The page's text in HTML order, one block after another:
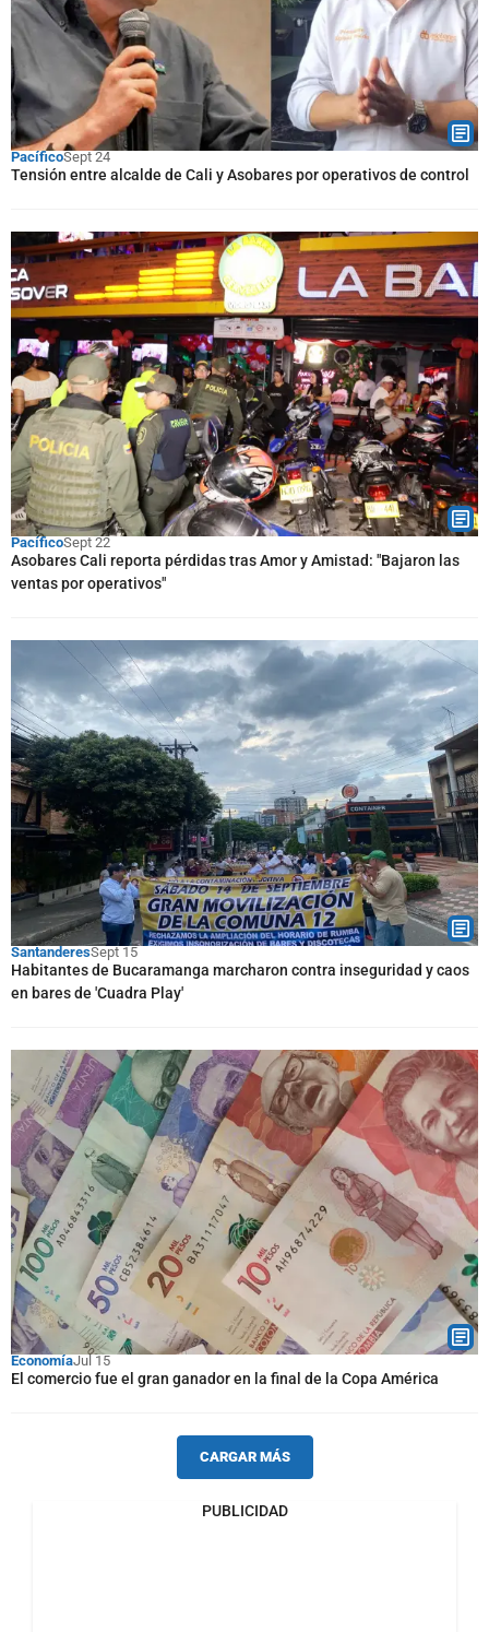
PacíficoSept 24
Tensión entre alcalde de Cali y Asobares por operativos de control
PacíficoSept 22
Asobares Cali reporta pérdidas tras Amor y Amistad: "Bajaron las
ventas por operativos"
SantanderesSept 15
Habitantes de Bucaramanga marcharon contra inseguridad y caos
en bares de 'Cuadra Play'
EconomíaJul 15
El comercio fue el gran ganador en la final de la Copa América
CARGAR MÁS
PUBLICIDAD